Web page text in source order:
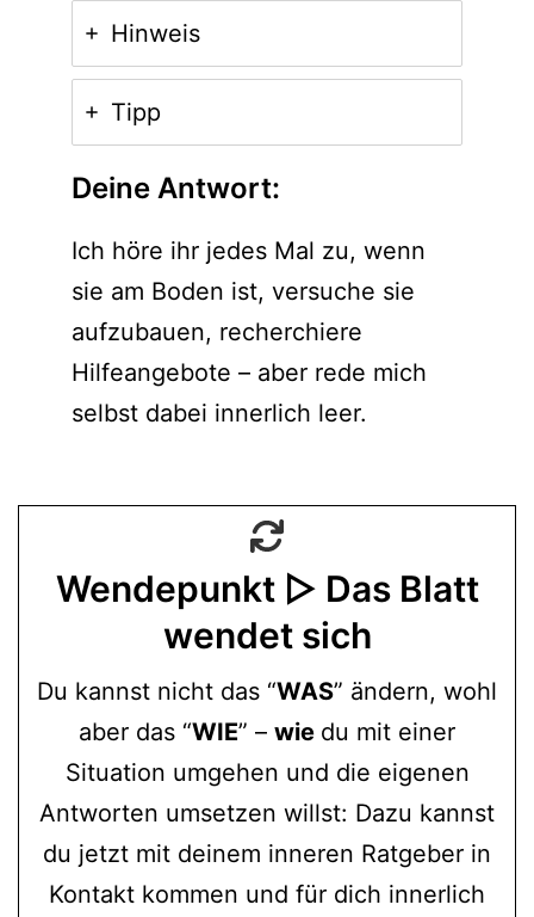
Hinweis
Tipp
Deine Antwort:
Ich höre ihr jedes Mal zu, wenn
sie am Boden ist, versuche sie
aufzubauen, recherchiere
Hilfeangebote – aber rede mich
selbst dabei innerlich leer.
Wendepunkt ▷ Das Blatt
wendet sich
Du kannst nicht das “WAS” ändern, wohl
aber das “WIE” – wie du mit einer
Situation umgehen und die eigenen
Antworten umsetzen willst: Dazu kannst
du jetzt mit deinem inneren Ratgeber in
Kontakt kommen und für dich innerlich